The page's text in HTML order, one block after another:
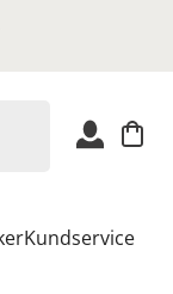
Kundservice